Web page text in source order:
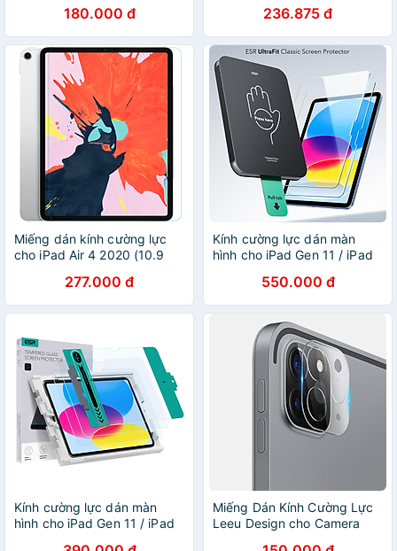
inch M4 , Air 1/2/3 /4/5/6 -
Hàng chính hãng
180.000 đ 236.875 đ
Miếng dán kính cường lực
cho iPad Air 4 2020 (10.9
M1 / iPad Pro 11 2020 / iPad
Pro 11 2018 hiệu Nillkin
Amazing H+ Pro - hàng
chính hãng
277.000 đ
Kính cường lực dán màn
hình cho iPad Gen 11 / iPad
UltraFit Classic Screen
Protector - Hàng Chính
550.000 đ
Kính cường lực dán màn
hình cho iPad Gen 11 / iPad
Miếng Dán Kính Cường Lực
Leeu Design cho Camera